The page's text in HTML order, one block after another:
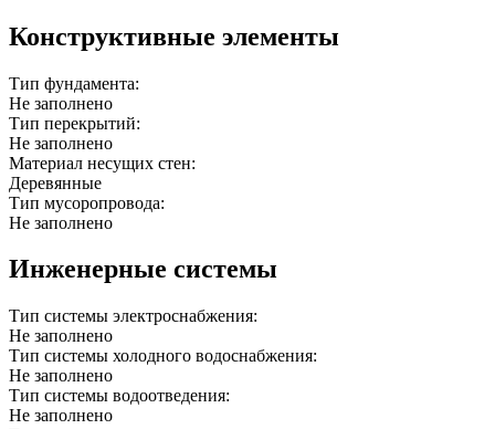
Конструктивные элементы
Тип фундамента:
Не заполнено
Тип перекрытий:
Не заполнено
Материал несущих стен:
Деревянные
Тип мусоропровода:
Не заполнено
Инженерные системы
Тип системы электроснабжения:
Не заполнено
Тип системы холодного водоснабжения:
Не заполнено
Тип системы водоотведения:
Не заполнено